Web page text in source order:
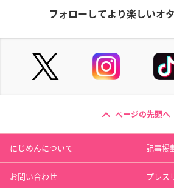
フォローしてより楽しいオ
ページの先頭へ
にじめんについて 記事掲
お問い合わせ プレス